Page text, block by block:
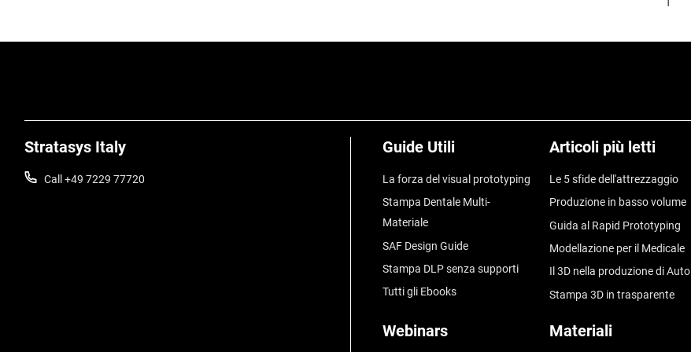
Stratasys Italy
Call +49 7229 77720
Guide Utili
La forza del visual prototyping
Stampa Dentale Multi-
Materiale
SAF Design Guide
Stampa DLP senza supporti
Tutti gli Ebooks
Articoli più letti
Le 5 sfide dell'attrezzaggio
Produzione in basso volume
Guida al Rapid Prototyping
Modellazione per il Medicale
Il 3D nella produzione di Auto
Stampa 3D in trasparente
Webinars Materiali